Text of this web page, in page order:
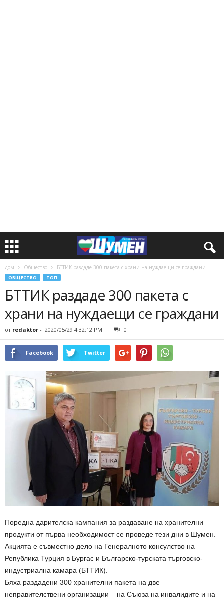
дом Общество БТТИК раздаде 300 пакета с храни на нуждаещи се граждани
ОБЩЕСТВО ТОП
БТТИК раздаде 300 пакета с
храни на нуждаещи се граждани
от redaktor - 2020/05/29 4:32:12 PM 0
Facebook Twitter
Поредна дарителска кампания за раздаване на хранителни
продукти от първа необходимост се проведе тези дни в Шумен.
Акцията е съвместно дело на Генералното консулство на
Република Турция в Бургас и Българско-турската търговско-
индустриална камара (БТТИК).
Бяха раздадени 300 хранителни пакета на две
неправителствени организации – на Съюза на инвалидите и на